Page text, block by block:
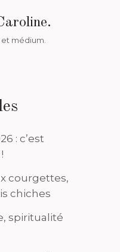
médium.
: c’est
courgettes,
chiches
spiritualité